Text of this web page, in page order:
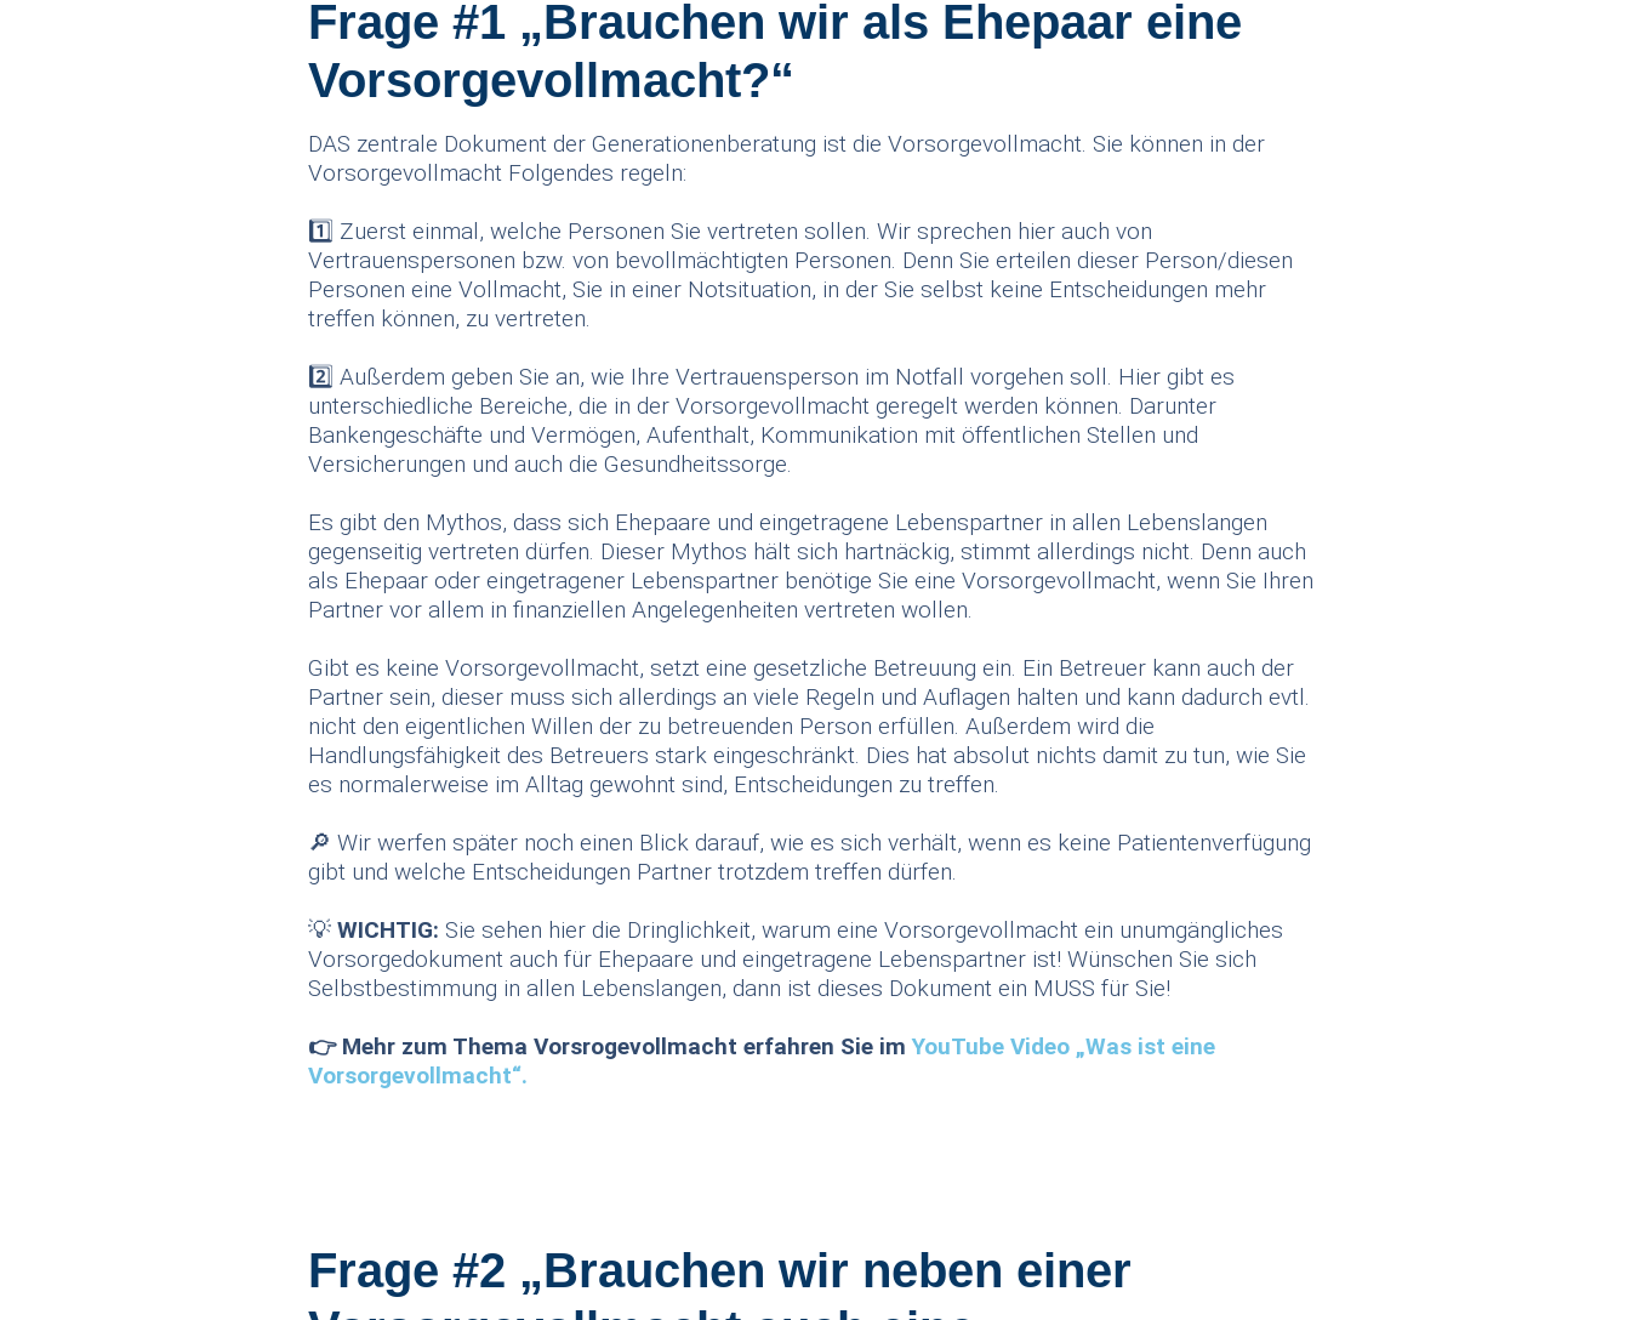
Frage #1 „Brauchen wir als Ehepaar eine
Vorsorgevollmacht?“
DAS zentrale Dokument der Generationenberatung ist die Vorsorgevollmacht. Sie können in der
Vorsorgevollmacht Folgendes regeln:
1️⃣ Zuerst einmal, welche Personen Sie vertreten sollen. Wir sprechen hier auch von
Vertrauenspersonen bzw. von bevollmächtigten Personen. Denn Sie erteilen dieser Person/diesen
Personen eine Vollmacht, Sie in einer Notsituation, in der Sie selbst keine Entscheidungen mehr
treffen können, zu vertreten.
2️⃣ Außerdem geben Sie an, wie Ihre Vertrauensperson im Notfall vorgehen soll. Hier gibt es
unterschiedliche Bereiche, die in der Vorsorgevollmacht geregelt werden können. Darunter
Bankengeschäfte und Vermögen, Aufenthalt, Kommunikation mit öffentlichen Stellen und
Versicherungen und auch die Gesundheitssorge.
Es gibt den Mythos, dass sich Ehepaare und eingetragene Lebenspartner in allen Lebenslangen
gegenseitig vertreten dürfen. Dieser Mythos hält sich hartnäckig, stimmt allerdings nicht. Denn auch
als Ehepaar oder eingetragener Lebenspartner benötige Sie eine Vorsorgevollmacht, wenn Sie Ihren
Partner vor allem in finanziellen Angelegenheiten vertreten wollen.
Gibt es keine Vorsorgevollmacht, setzt eine gesetzliche Betreuung ein. Ein Betreuer kann auch der
Partner sein, dieser muss sich allerdings an viele Regeln und Auflagen halten und kann dadurch evtl.
nicht den eigentlichen Willen der zu betreuenden Person erfüllen. Außerdem wird die
Handlungsfähigkeit des Betreuers stark eingeschränkt. Dies hat absolut nichts damit zu tun, wie Sie
es normalerweise im Alltag gewohnt sind, Entscheidungen zu treffen.
🔎 Wir werfen später noch einen Blick darauf, wie es sich verhält, wenn es keine Patientenverfügung
gibt und welche Entscheidungen Partner trotzdem treffen dürfen.
💡 WICHTIG: Sie sehen hier die Dringlichkeit, warum eine Vorsorgevollmacht ein unumgängliches
Vorsorgedokument auch für Ehepaare und eingetragene Lebenspartner ist! Wünschen Sie sich
Selbstbestimmung in allen Lebenslangen, dann ist dieses Dokument ein MUSS für Sie!
👉 Mehr zum Thema Vorsrogevollmacht erfahren Sie im YouTube Video „Was ist eine
Vorsorgevollmacht“.
Frage #2 „Brauchen wir neben einer